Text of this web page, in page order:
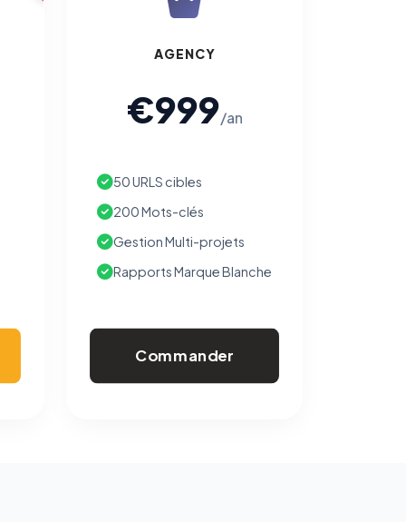
AGENCY
€999/an
50 URLS cibles
200 Mots-clés
Gestion Multi-projets
Rapports Marque Blanche
Commander